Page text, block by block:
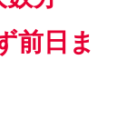
前日ま